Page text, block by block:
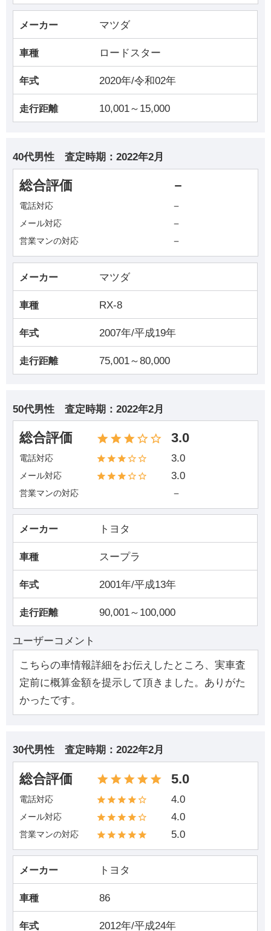
メーカー マツダ
車種 ロードスター
年式 2020年/令和02年
走行距離 10,001～15,000
40代男性 査定時期： 2022年2月
総合評価 －
電話対応 －
メール対応 －
営業マンの対応 －
メーカー マツダ
車種 RX-8
年式 2007年/平成19年
走行距離 75,001～80,000
50代男性 査定時期： 2022年2月
総合評価 3.0
電話対応 3.0
メール対応 3.0
営業マンの対応 －
メーカー トヨタ
車種 スープラ
年式 2001年/平成13年
走行距離 90,001～100,000
ユーザーコメント
こちらの車情報詳細をお伝えしたところ、実車査
定前に概算金額を提示して頂きました。ありがた
かったです。
30代男性 査定時期： 2022年2月
総合評価 5.0
電話対応 4.0
メール対応 4.0
営業マンの対応 5.0
メーカー トヨタ
車種 86
年式 2012年/平成24年